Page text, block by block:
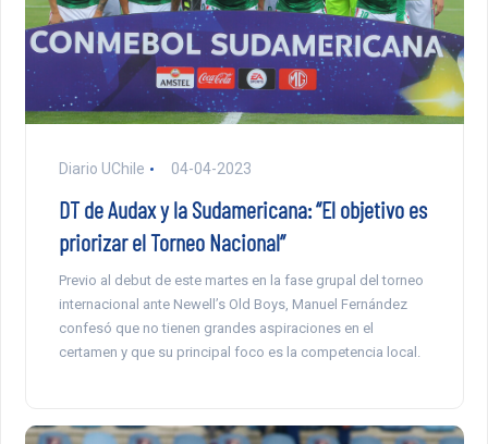
Diario UChile 04-04-2023
DT de Audax y la Sudamericana: “El objetivo es
priorizar el Torneo Nacional”
Previo al debut de este martes en la fase grupal del torneo
internacional ante Newell’s Old Boys, Manuel Fernández
confesó que no tienen grandes aspiraciones en el
certamen y que su principal foco es la competencia local.